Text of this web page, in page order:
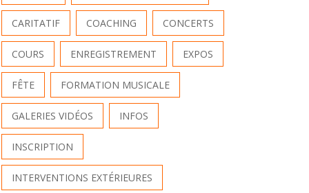
CARITATIF COACHING CONCERTS
COURS ENREGISTREMENT EXPOS
FÊTE FORMATION MUSICALE
GALERIES VIDÉOS INFOS
INSCRIPTION
INTERVENTIONS EXTÉRIEURES